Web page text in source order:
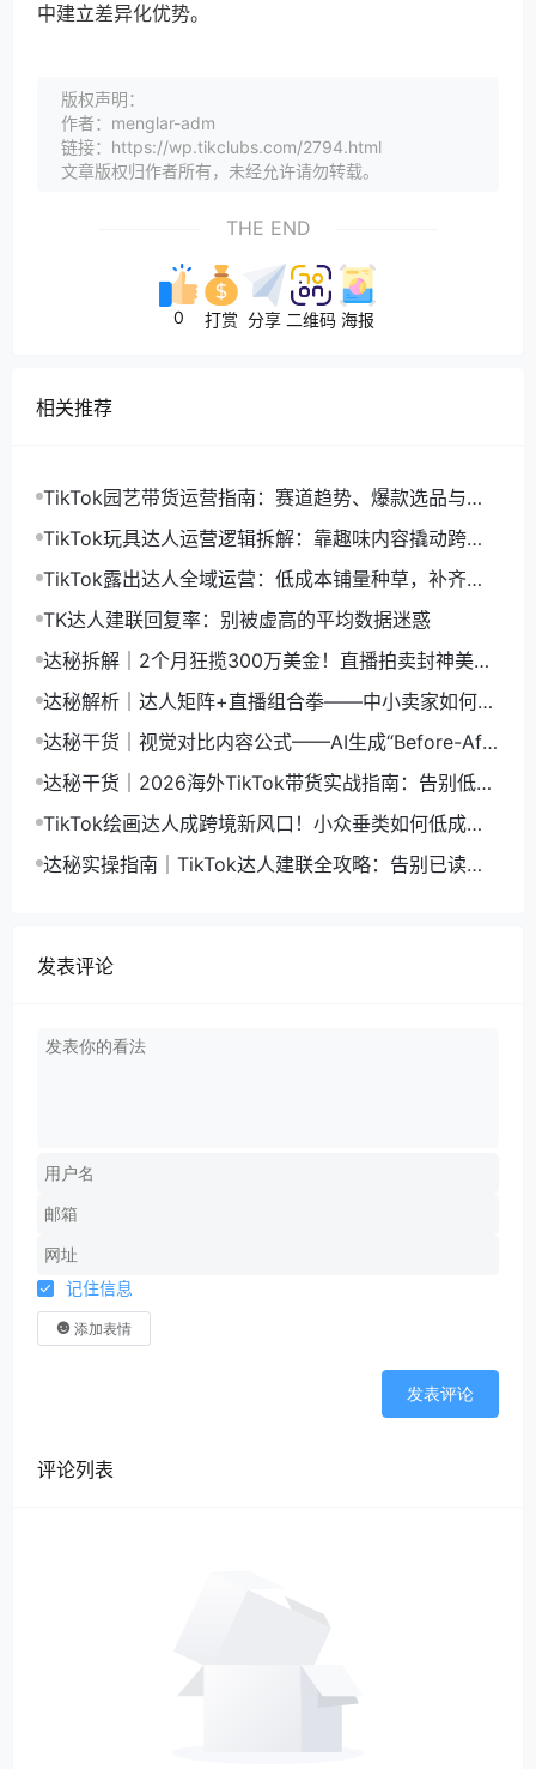
中建立差异化优势。
版权声明：
作者：menglar-adm
链接：https://wp.tikclubs.com/2794.html
文章版权归作者所有，未经允许请勿转载。
THE END
0 打赏 分享 二维码 海报
相关推荐
TikTok园艺带货运营指南：赛道趋势、爆款选品与达
人精细化落地策略
TikTok玩具达人运营逻辑拆解：靠趣味内容撬动跨境
长效销量
TikTok露出达人全域运营：低成本铺量种草，补齐店
铺流量隐形缺口
TK达人建联回复率：别被虚高的平均数据迷惑
达秘拆解｜2个月狂揽300万美金！直播拍卖封神美
区，非标品卖家悄悄弯道超车
达秘解析｜达人矩阵+直播组合拳——中小卖家如何用
有限资源集中引爆
达秘干货｜视觉对比内容公式——AI生成“Before-Afte
r”如何低成本制造爆款
达秘干货｜2026海外TikTok带货实战指南：告别低价
内卷，靠精细化稳定爆单
TikTok绘画达人成跨境新风口！小众垂类如何低成本
高转化变现
达秘实操指南｜TikTok达人建联全攻略：告别已读不
发表评论
记住信息
添加表情
发表评论
评论列表